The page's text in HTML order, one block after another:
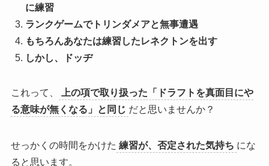
に練習
ランクゲームでトリンダメアと無事遭遇
もちろんあなたは練習したレネクトンを出す
しかし、ドッヂ
これって、
上の項で取り扱った「ドラフトを真面目にや
る意味が無くなる」と同じ だと思いませんか？
せっかくの時間をかけた 練習が、否定された気持ち にな
ると思います。